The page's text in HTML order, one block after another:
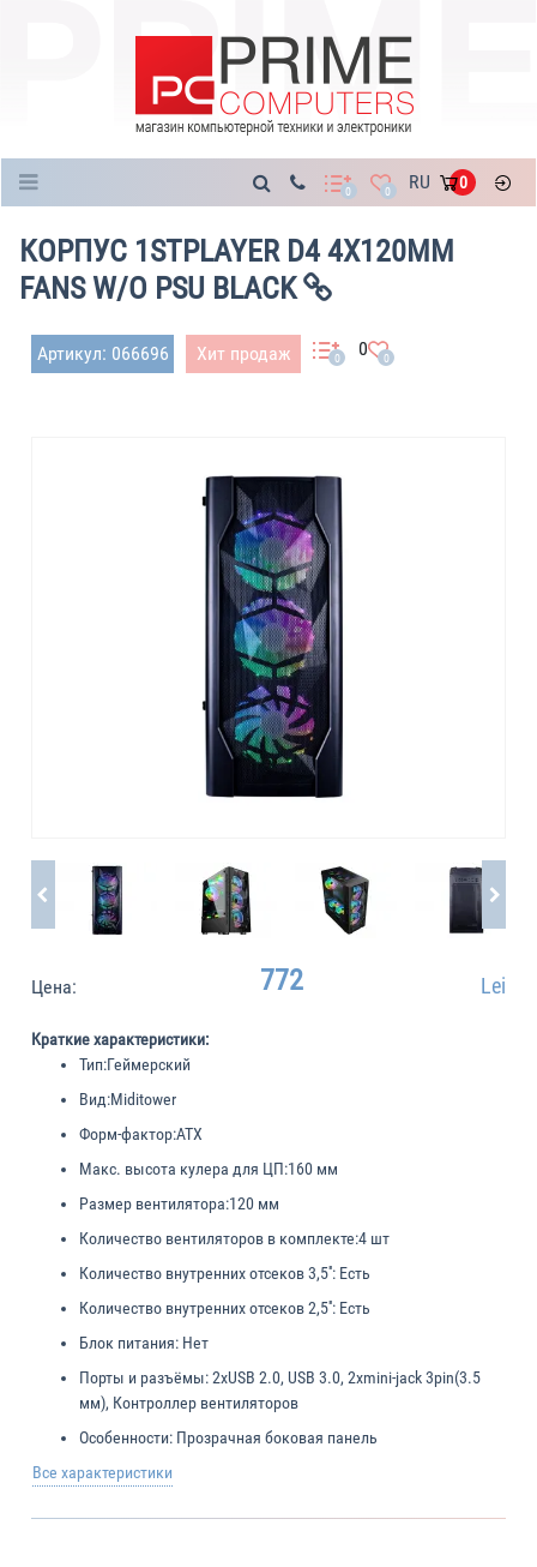
0 0 RU 0
КОРПУС 1STPLAYER D4 4X120MM
FANS W/O PSU BLACK
Артикул: 066696 Хит продаж 0 0 0
Цена: 772 Lei
Краткие характеристики:
Тип:Геймерский
Вид:Miditower
Форм-фактор:ATX
Макс. высота кулера для ЦП:160 мм
Размер вентилятора:120 мм
Количество вентиляторов в комплекте:4 шт
Количество внутренних отсеков 3,5'': Есть
Количество внутренних отсеков 2,5'': Есть
Блок питания: Нет
Порты и разъёмы:2xUSB 2.0, USB 3.0, 2xmini-jack 3pin(3.5
мм), Контроллер вентиляторов
Особенности: Прозрачная боковая панель
Все характеристики